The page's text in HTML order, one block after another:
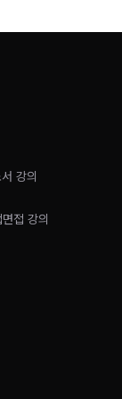
강의
면접 강의